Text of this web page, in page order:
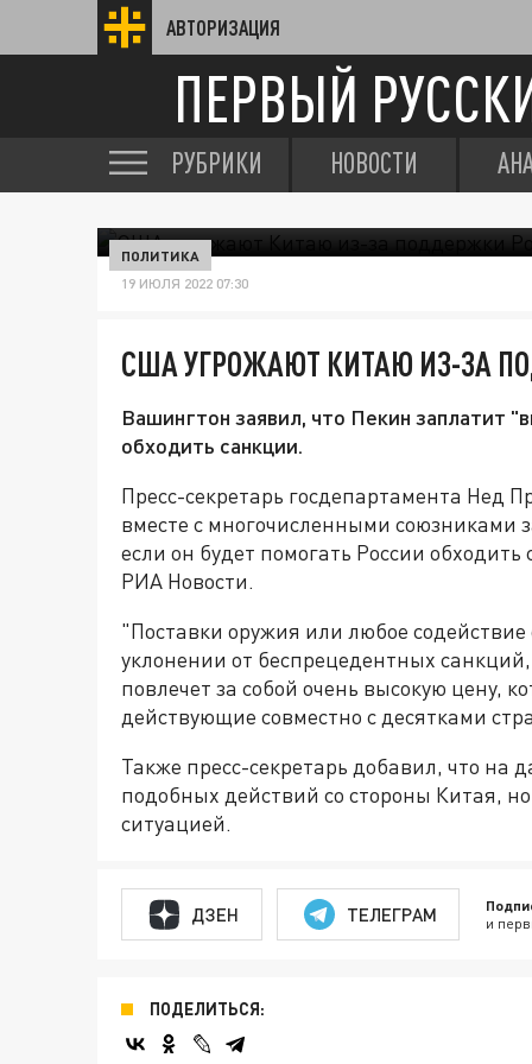
АВТОРИЗАЦИЯ
ПЕРВЫЙ
РУБРИКИ НОВОСТИ
ПОЛИТИКА
19 ИЮЛЯ 2022 07:30
США УГРОЖАЮТ КИТАЮ ИЗ-ЗА
Вашингтон заявил, что Пекин заплатит
обходить санкции.
Пресс-секретарь госдепартамента Нед
вместе с многочисленными союзниками
если он будет помогать России
РИА Новости.
"Поставки оружия или любое
уклонении от беспрецедентных
повлечет за собой очень высокую цену,
действующие совместно с десятками
Также пресс-секретарь добавил, что
подобных действий со стороны Китая,
ситуацией.
ДЗЕН ТЕЛЕГРАМ и
ПОДЕЛИТЬСЯ: